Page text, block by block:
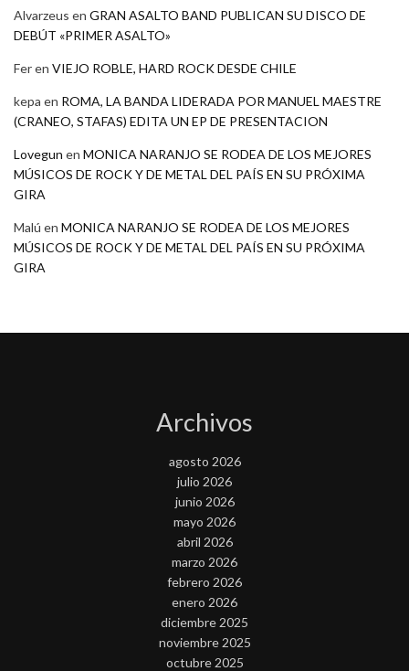
Alvarzeus en GRAN ASALTO BAND PUBLICAN SU DISCO DE
DEBÚT «PRIMER ASALTO»
Feren VIEJO ROBLE, HARD ROCK DESDE CHILE
kepa en ROMA, LA BANDA LIDERADA POR MANUEL MAESTRE
(CRANEO, STAFAS) EDITA UN EP DE PRESENTACION
Lovegun en MONICA NARANJO SE RODEA DE LOS MEJORES
MÚSICOS DE ROCK Y DE METAL DEL PAÍS EN SU PRÓXIMA
GIRA
Malú en MONICA NARANJO SE RODEA DE LOS MEJORES
MÚSICOS DE ROCK Y DE METAL DEL PAÍS EN SU PRÓXIMA
GIRA
Archivos
agosto 2026
julio 2026
junio 2026
mayo 2026
abril 2026
marzo 2026
febrero 2026
enero 2026
diciembre 2025
noviembre 2025
octubre 2025